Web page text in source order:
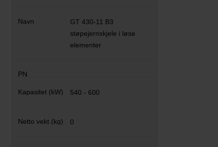
GT 430-11 B3
støpejernskjele i løse
elementer
540 - 600
0